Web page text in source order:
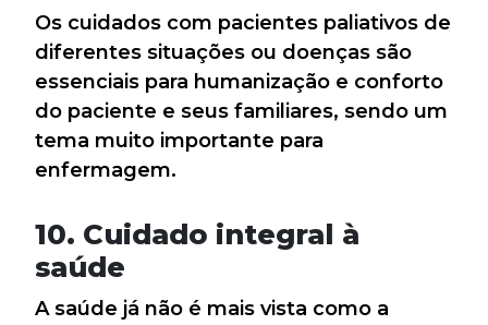
Os cuidados com pacientes paliativos de
diferentes situações ou doenças são
essenciais para humanização e conforto
do paciente e seus familiares, sendo um
tema muito importante para
enfermagem.
10. Cuidado integral à
saúde
A saúde já não é mais vista como a